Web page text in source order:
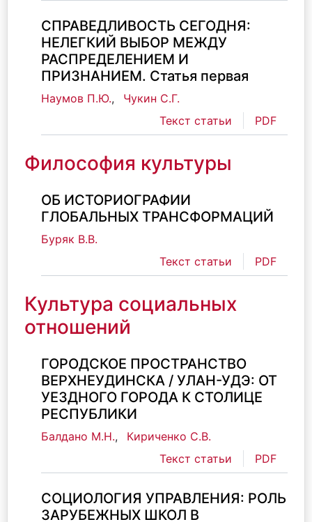
СПРАВЕДЛИВОСТЬ СЕГОДНЯ:
НЕЛЕГКИЙ ВЫБОР МЕЖДУ
РАСПРЕДЕЛЕНИЕМ И
ПРИЗНАНИЕМ. Статья первая
Наумов П.Ю.,
Чукин С.Г.
Текст статьи
PDF
Философия культуры
ОБ ИСТОРИОГРАФИИ
ГЛОБАЛЬНЫХ ТРАНСФОРМАЦИЙ
Буряк В.В.
Текст статьи
PDF
Культура социальных
отношений
ГОРОДСКОЕ ПРОСТРАНСТВО
ВЕРХНЕУДИНСКА / УЛАН-УДЭ: ОТ
УЕЗДНОГО ГОРОДА К СТОЛИЦЕ
РЕСПУБЛИКИ
Балдано М.Н.,
Кириченко С.В.
Текст статьи
PDF
СОЦИОЛОГИЯ УПРАВЛЕНИЯ: РОЛЬ
ЗАРУБЕЖНЫХ ШКОЛ В